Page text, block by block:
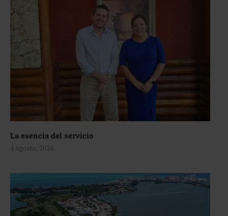
La esencia del servicio
4 agosto, 2026